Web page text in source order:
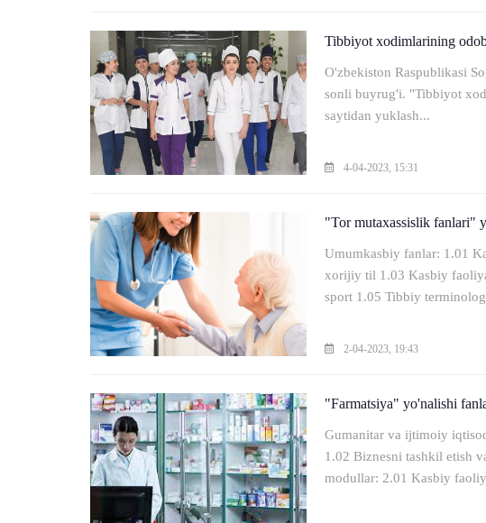
Tibbiyot xodimlarining
O'zbekiston Raspublikasi
sonli buyrug'i. "Tibbiyot
saytidan yuklash...
4-04-2023, 15:31
"Tor mutaxassislik fanlari"
Umumkasbiy fanlar: 1.01
xorijiy til 1.03 Kasbiy
sport 1.05 Tibbiy
2-04-2023, 19:43
"Farmatsiya" yo'nalishi
Gumanitar va ijtimoiy
1.02 Biznesni tashkil etish
modullar: 2.01 Kasbiy